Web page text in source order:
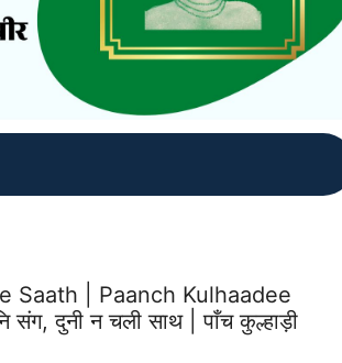
Saath | Paanch Kulhaadee
दुनी न चली साथ | पाँच कुल्हाड़ी